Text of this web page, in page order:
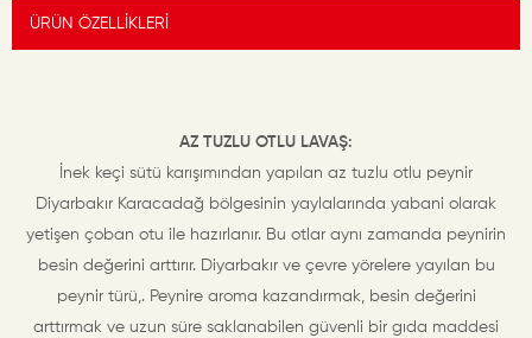
ÜRÜN ÖZELLIKLERI
AZ TUZLU OTLU LAVAŞ:
İnek keçi sütü karışımından yapılan az tuzlu otlu peynir
Diyarbakır Karacadağ bölgesinin yaylalarında yabani olarak
yetişen çoban otu ile hazırlanır. Bu otlar aynı zamanda peynirin
besin değerini arttırır. Diyarbakır ve çevre yörelere yayılan bu
peynir türü,. Peynire aroma kazandırmak, besin değerini
arttırmak ve uzun süre saklanabilen güvenli bir gıda maddesi